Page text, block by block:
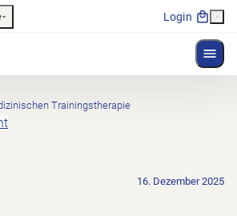
Login
Trainingstherapie
16. Dezember 2025